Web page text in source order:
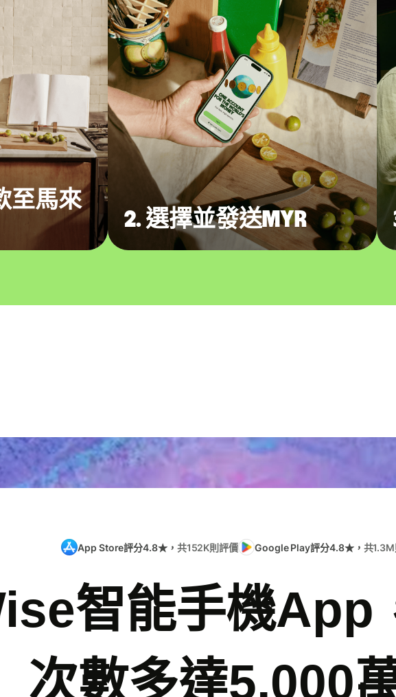
至馬來
2. 選擇並發送MYR
App Store評分4.8★， 共152K則評價 Google Play評分4.8★， 共
智能手機App
次數多達5,000